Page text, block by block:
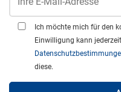
Ich möchte mich für den
Einwilligung kann
diese.